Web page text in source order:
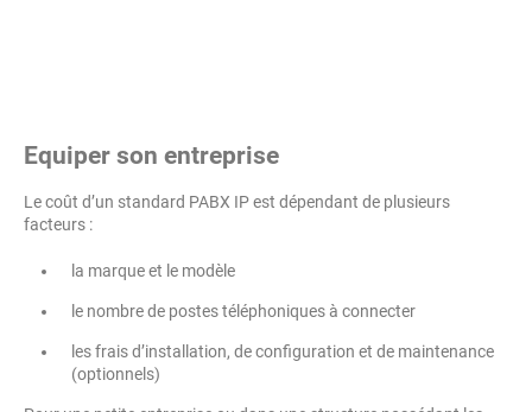
Equiper son entreprise
Le coût d’un standard PABX IP est dépendant de plusieurs
facteurs :
la marque et le modèle
le nombre de postes téléphoniques à connecter
les frais d’installation, de configuration et de maintenance
(optionnels)